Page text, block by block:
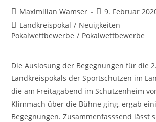
Beitrags-
Autor:
Maximilian Wamser
Beitrag
veröffentlicht:
9. Februar
Beitrags-
Kategorie:
Landkreispokal / Neuigkeiten
Pokalwettbewerbe / Pokalwettbewerbe
Die Auslosung der Begegnungen für die
Landkreispokals der Sportschützen im
die am Freitagabend im Schützenheim
Klimmach über die Bühne ging, ergab
Begegnungen. Zusammenfasssend lässt